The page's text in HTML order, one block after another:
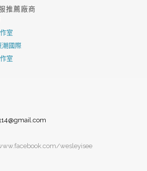
推薦廠商
室
潮國際
室
wesleyisee